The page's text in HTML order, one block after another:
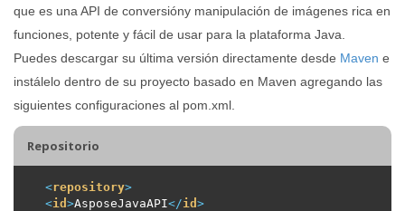
que es una API de conversióny manipulación de imágenes rica en
funciones, potente y fácil de usar para la plataforma Java.
Puedes descargar su última versión directamente desde Maven e
instálelo dentro de su proyecto basado en Maven agregando las
siguientes configuraciones al pom.xml.
Repositorio
<repository>
<id >AsposeJavaAPI</id >